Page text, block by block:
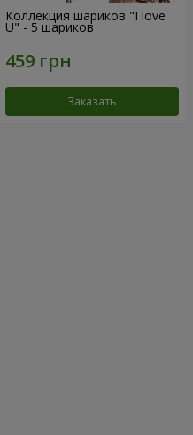
Коллекция шариков "I love
U" - 5 шариков
Заказать